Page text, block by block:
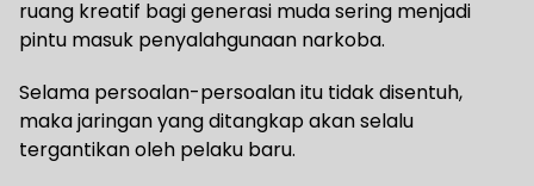
ruang kreatif bagi generasi muda sering menjadi
pintu masuk penyalahgunaan narkoba.
Selama persoalan-persoalan itu tidak disentuh,
maka jaringan yang ditangkap akan selalu
tergantikan oleh pelaku baru.